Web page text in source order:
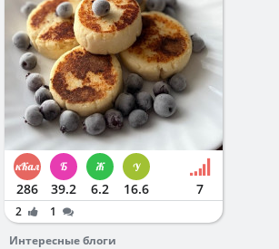
286 39.2 6.2 16.6 7
2
1
Интересные блоги